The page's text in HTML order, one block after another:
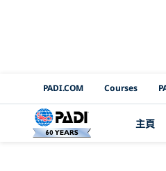
PADI
PADI.COM Courses
主頁